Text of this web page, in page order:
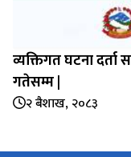
व्यक्तिगत घटना
गतेसम्म |
२ बैशाख, २०८३